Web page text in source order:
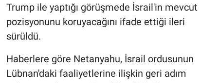
Trump ile yaptığı görüşmede İsrail'in mevcut
pozisyonunu koruyacağını ifade ettiği ileri
sürüldü.
Haberlere göre Netanyahu, İsrail ordusunun
Lübnan'daki faaliyetlerine ilişkin geri adım